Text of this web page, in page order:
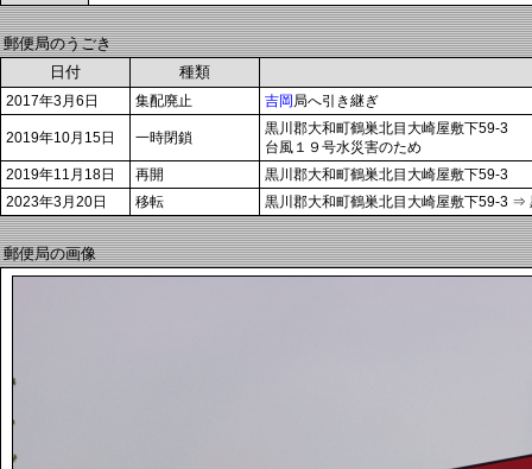
郵便局のうごき
日付
種類
2017年3月6日 集配廃止 吉岡 局へ引き継ぎ
2019年10月15日 一時閉鎖
黒川郡大和町鶴巣北目大崎屋敷下59-3
台風１９号水災害のため
2019年11月18日
再開
黒川郡大和町鶴巣北目大崎屋敷下59-3
2023年3月20日
移転 黒川郡大和町鶴巣北目大崎屋敷下59-3 ⇒
郵便局の画像